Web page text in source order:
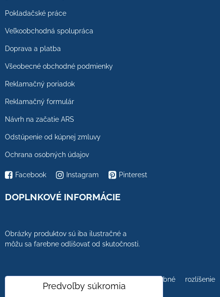
Pokladačské práce
Veľkoobchodná spolupráca
Doprava a platba
Všeobecné obchodné podmienky
Reklamačný poriadok
Reklamačný formulár
Návrh na začatie ARS
Odstúpenie od kúpnej zmluvy
Ochrana osobných údajov
Facebook Instagram Pinterest
DOPLNKOVÉ INFORMÁCIE
Obrázky produktov sú iba ilustračné a
môžu sa farebne odlišovať od skutočnosti.
Farebnosť obrázkov tiež ovplyvňuje farebné rozlíšenie
zobrazovacej jednotky.Predvoľby súkromia